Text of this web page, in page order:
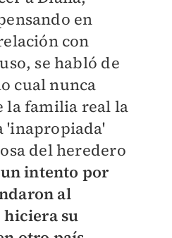
en
con
se habló de
cual nunca
la familia real la
'inapropiada'
del heredero
un intento por
al
su